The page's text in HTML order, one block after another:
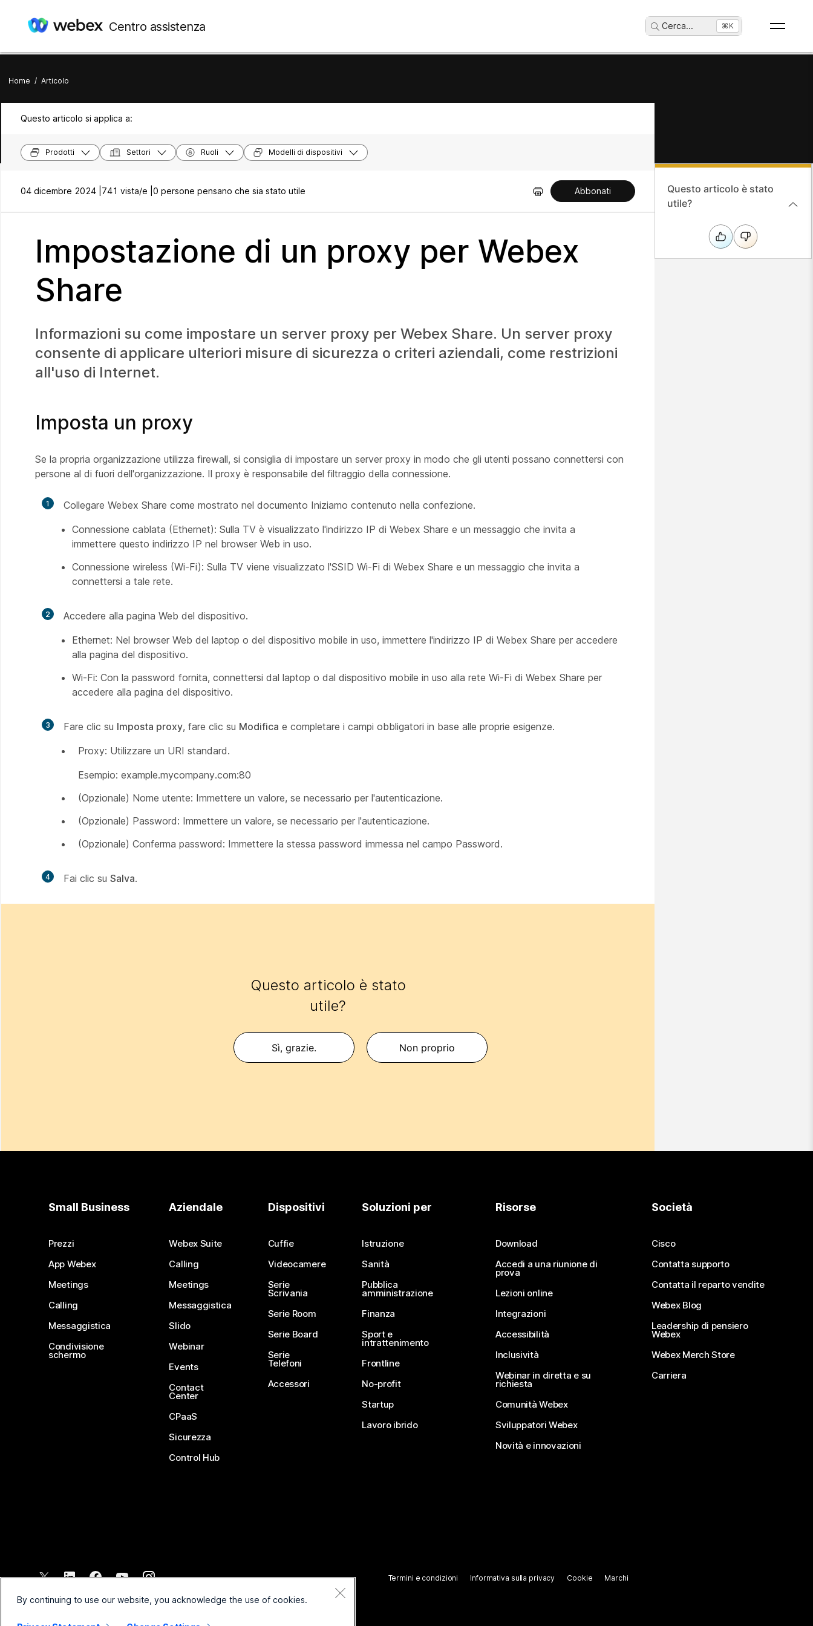
Centro assistenza Cerca... ⌘K
Home / Articolo
Questo articolo si applica a:
Prodotti Settori Ruoli Modelli di dispositivi
04 dicembre 2024 | 741 vista/e | 0 persone pensano che sia stato utile Abbonati
Impostazione di un proxy per Webex
Share
Informazioni su come impostare un server proxy per Webex Share. Un server proxy
consente di applicare ulteriori misure di sicurezza o criteri aziendali, come restrizioni
all'uso di Internet.
Imposta un proxy
Se la propria organizzazione utilizza firewall, si consiglia di impostare un server proxy in modo che gli utenti possano connettersi con
persone al di fuori dell'organizzazione. Il proxy è responsabile del filtraggio della connessione.
1 Collegare Webex Share come mostrato nel documento Iniziamo contenuto nella confezione.
Connessione cablata (Ethernet): Sulla TV è visualizzato l'indirizzo IP di Webex Share e un messaggio che invita a
immettere questo indirizzo IP nel browser Web in uso.
Connessione wireless (Wi-Fi): Sulla TV viene visualizzato l'SSID Wi-Fi di Webex Share e un messaggio che invita a
connettersi a tale rete.
2
Accedere alla pagina Web del dispositivo.
Ethernet: Nel browser Web del laptop o del dispositivo mobile in uso, immettere l'indirizzo IP di Webex Share per accedere
alla pagina del dispositivo.
Wi-Fi: Con la password fornita, connettersi dal laptop o dal dispositivo mobile in uso alla rete Wi-Fi di Webex Share per
accedere alla pagina del dispositivo.
3 Fare clic su Imposta proxy, fare clic su Modifica e completare i campi obbligatori in base alle proprie esigenze.
Proxy: Utilizzare un URI standard.
Esempio: example.mycompany.com:80
(Opzionale) Nome utente: Immettere un valore, se necessario per l'autenticazione.
(Opzionale) Password: Immettere un valore, se necessario per l'autenticazione.
(Opzionale) Conferma password: Immettere la stessa password immessa nel campo Password.
4 Fai clic su Salva.
Questo articolo è stato
utile?
Sì, grazie. Non proprio
Questo articolo è stato
utile?
Small Business
Prezzi
App Webex
Meetings
Calling
Messaggistica
Condivisione
schermo
Aziendale
Webex Suite
Calling
Meetings
Messaggistica
Slido
Webinar
Events
Contact
Center
CPaaS
Sicurezza
Control Hub
Dispositivi
Cuffie
Videocamere
Serie
Scrivania
Serie Room
Serie Board
Serie
Telefoni
Accessori
Soluzioni per
Istruzione
Sanità
Pubblica
amministrazione
Finanza
Sport e
intrattenimento
Frontline
No-profit
Startup
Lavoro ibrido
Risorse
Download
Accedi a una riunione di
prova
Lezioni online
Integrazioni
Accessibilità
Inclusività
Webinar in diretta e su
richiesta
Comunità Webex
Sviluppatori Webex
Novità e innovazioni
Società
Cisco
Contatta supporto
Contatta il reparto vendite
Webex Blog
Leadership di pensiero
Webex
Webex Merch Store
Carriera
2026 Cisco e/o relative affiliate. Tutti i diritti riservati.
Termini e condizioni Informativa sulla privacy Cookie Marchi
By continuing to use our website, you acknowledge the use of cookies.